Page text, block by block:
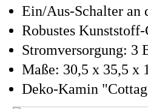
Ein/Aus-Schalter an
Robustes
Stromversorgung: 3
Maße: 30,5 x 35,5 x
Deko-Kamin